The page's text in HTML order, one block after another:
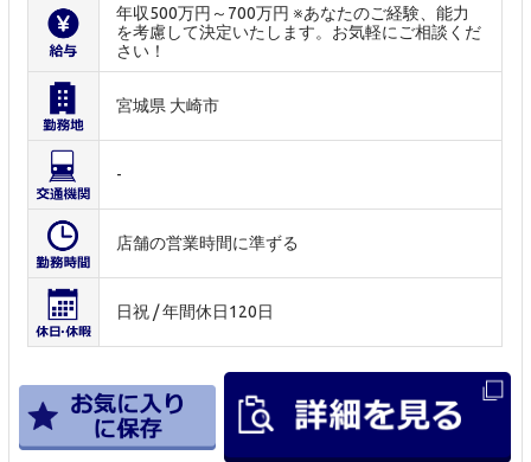
年収500万円～700万円 ※あなたのご経験、能力
を考慮して決定いたします。お気軽にご相談くだ
さい！
宮城県 大崎市
-
店舗の営業時間に準ずる
日祝 / 年間休日120日